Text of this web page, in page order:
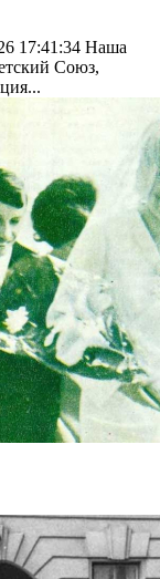
17:41:34 Наша
Союз,